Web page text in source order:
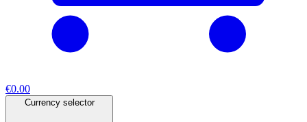
€0.00
Currency selector